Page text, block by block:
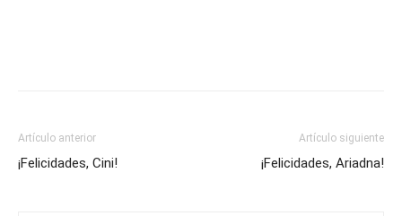
Artículo anterior
¡Felicidades, Cini!
Artículo siguiente
¡Felicidades, Ariadna!